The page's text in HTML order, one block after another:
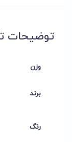
توضیحات
وزن
برند
رنگ